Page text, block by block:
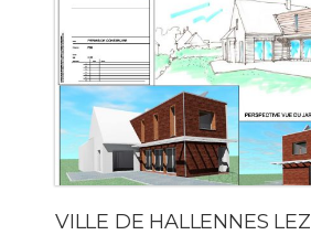
VILLE DE HALLENNES LEZ